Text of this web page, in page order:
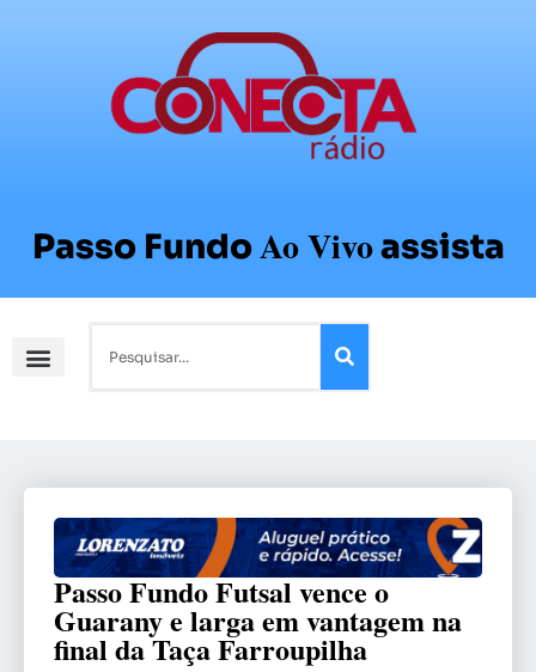
Passo FundoAo Vivoassista
Passo Fundo Futsal vence o
Guarany e larga em vantagem na
final da Taça Farroupilha